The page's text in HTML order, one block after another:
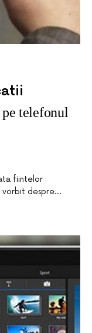
telefonul
fiintelor
vorbit despre…